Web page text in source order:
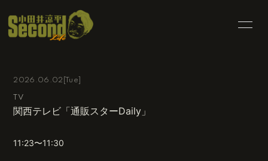
SCHEDULE
BLOG MOVIE
PHOTO
2026.06.02 [Tue]
TV
関西テレビ「通販スターDaily」
11:23〜11:30